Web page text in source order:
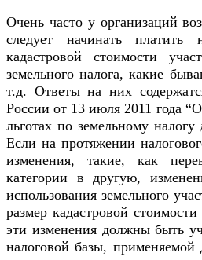
Очень часто у организаций
следует начинать платить
кадастровой стоимости
земельного налога, какие
т.д. Ответы на них
России от 13 июля 2011 года
льготах по земельному
Если на протяжении
изменения, такие, как
категории в другую,
использования земельного
размер кадастровой
эти изменения должны быть
налоговой базы, применяемой